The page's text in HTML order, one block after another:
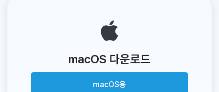
macOS 다운로드
macOS용